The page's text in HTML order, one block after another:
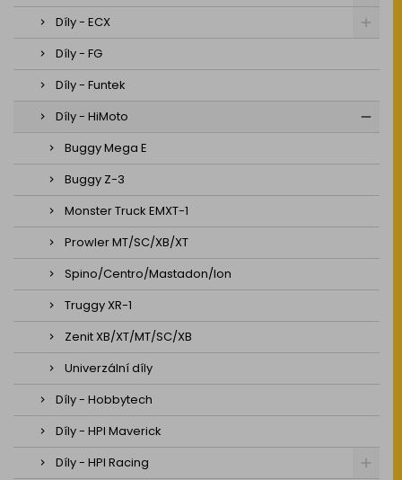
Díly - ECX
Díly - FG
Díly - Funtek
Díly - HiMoto
Buggy Mega E
Buggy Z-3
Monster Truck EMXT-1
Prowler MT/SC/XB/XT
Spino/Centro/Mastadon/Ion
Truggy XR-1
Zenit XB/XT/MT/SC/XB
Univerzální díly
Díly - Hobbytech
Díly - HPI Maverick
Díly - HPI Racing